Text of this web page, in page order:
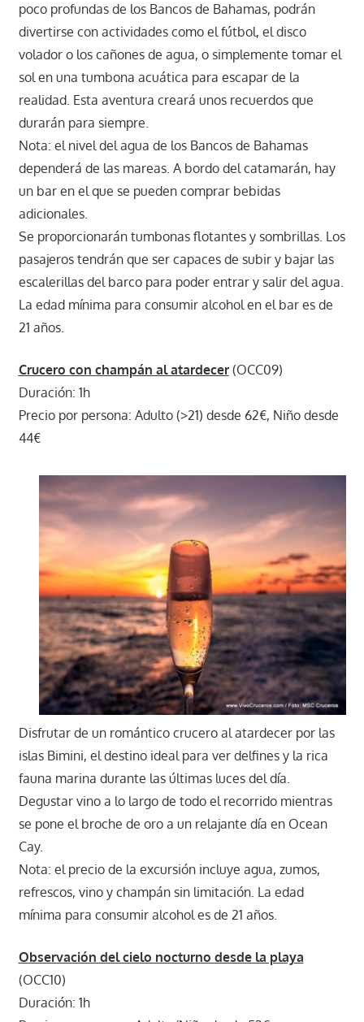
poco profundas de los Bancos de Bahamas, podrán
divertirse con actividades como el fútbol, el disco
volador o los cañones de agua, o simplemente tomar el
sol en una tumbona acuática para escapar de la
realidad. Esta aventura creará unos recuerdos que
durarán para siempre.
Nota: el nivel del agua de los Bancos de Bahamas
dependerá de las mareas. A bordo del catamarán, hay
un bar en el que se pueden comprar bebidas
adicionales.
Se proporcionarán tumbonas flotantes y sombrillas. Los
pasajeros tendrán que ser capaces de subir y bajar las
escalerillas del barco para poder entrar y salir del agua.
La edad mínima para consumir alcohol en el bar es de
21 años.
Crucero con champán al atardecer(OCC09)
Duración: 1h
Precio por persona: Adulto (>21) desde 62€, Niño desde
44€
Disfrutar de un romántico crucero al atardecer por las
islas Bimini, el destino ideal para ver delfines y la rica
fauna marina durante las últimas luces del día.
Degustar vino a lo largo de todo el recorrido mientras
se pone el broche de oro a un relajante día en Ocean
Cay.
Nota: el precio de la excursión incluye agua, zumos,
refrescos, vino y champán sin limitación. La edad
mínima para consumir alcohol es de 21 años.
Observación del cielo nocturno desde la playa
(OCC10)
Duración: 1h